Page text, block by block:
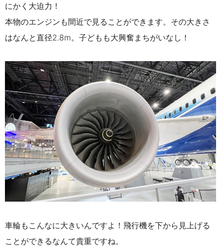
にかく大迫力！
本物のエンジンも間近で見ることができます。その大きさ
はなんと直径2.8m。子どもも大興奮まちがいなし！
車輪もこんなに大きいんですよ！飛行機を下から見上げる
ことができるなんて貴重ですね。